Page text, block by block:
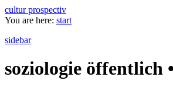
cultur prospectiv
You are here: start
sidebar
soziologie öffentlich